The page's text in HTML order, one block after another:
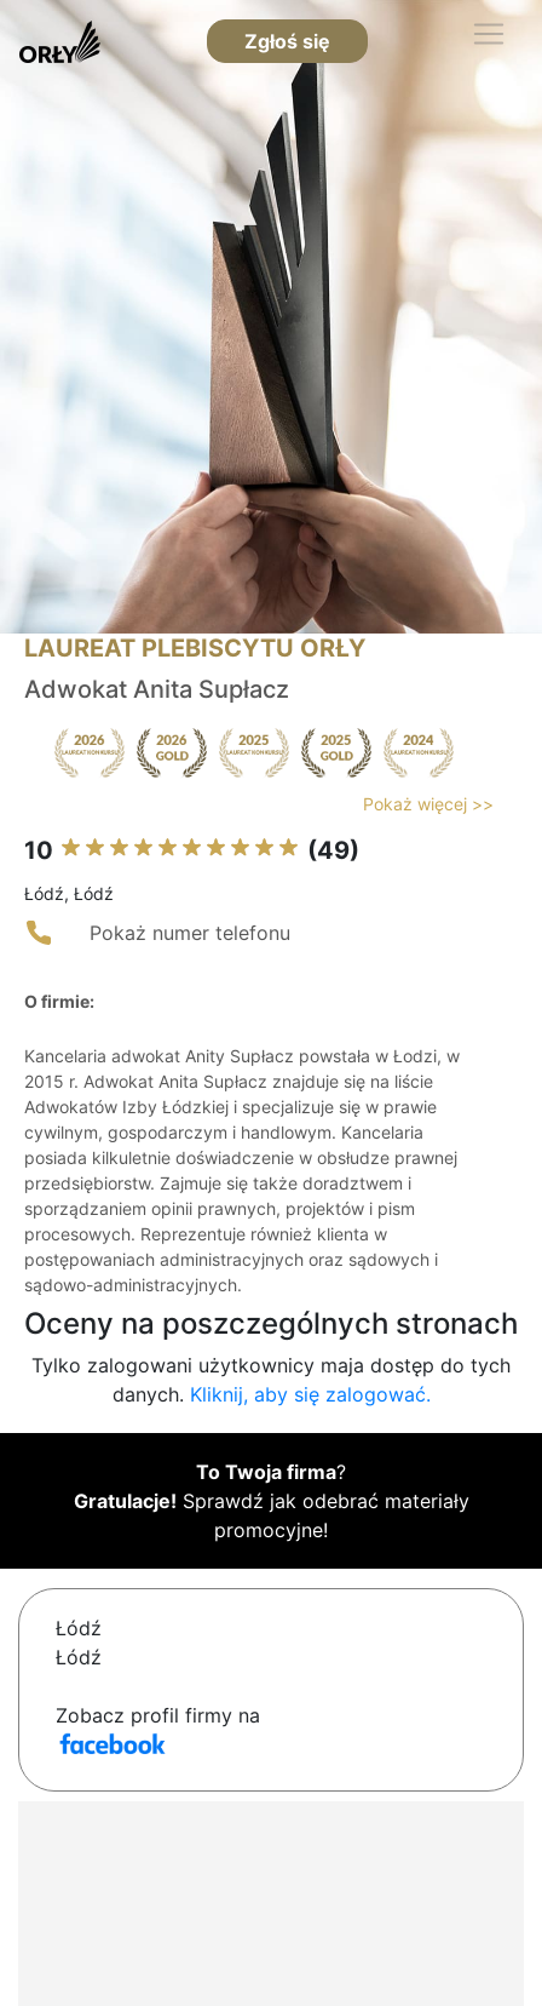
Zgłoś się
LAUREAT PLEBISCYTU ORŁY
Adwokat Anita Supłacz
Pokaż więcej >>
10 (49)
Łódź, Łódź
Pokaż numer telefonu
O firmie:
Kancelaria adwokat Anity Supłacz powstała w Łodzi, w
2015 r. Adwokat Anita Supłacz znajduje się na liście
Adwokatów Izby Łódzkiej i specjalizuje się w prawie
cywilnym, gospodarczym i handlowym. Kancelaria
posiada kilkuletnie doświadczenie w obsłudze prawnej
przedsiębiorstw. Zajmuje się także doradztwem i
sporządzaniem opinii prawnych, projektów i pism
procesowych. Reprezentuje również klienta w
postępowaniach administracyjnych oraz sądowych i
sądowo-administracyjnych.
Oceny na poszczególnych stronach
Tylko zalogowani użytkownicy maja dostęp do tych
danych. Kliknij, aby się zalogować.
To Twoja firma?
Gratulacje! Sprawdź jak odebrać materiały
promocyjne!
Łódź
Łódź
Zobacz profil firmy na